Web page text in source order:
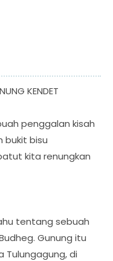
KENDET
penggalan kisah
bukit bisu
kita renungkan
tentang sebuah
Gunung itu
Tulungagung, di